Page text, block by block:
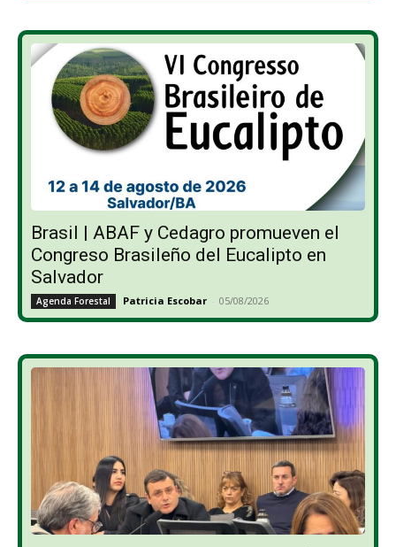
Brasil | ABAF y Cedagro promueven el
Congreso Brasileño del Eucalipto en
Salvador
Agenda Forestal Patricia Escobar - 05/08/2026